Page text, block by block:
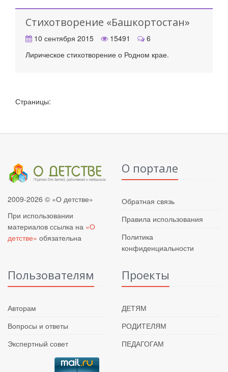
Стихотворение «Башкортостан»
10 сентября 2015 15491
6
Лирическое стихотворение о Родном крае.
Страницы:
2009-2026 © «О детстве»
При использовании
материалов ссылка на «О
детстве» обязательна
О портале
Обратная связь
Правила использования
Политика
конфиденциальности
Пользователям
Авторам
Вопросы и ответы
Экспертный совет
Проекты
ДЕТЯМ
РОДИТЕЛЯМ
ПЕДАГОГАМ